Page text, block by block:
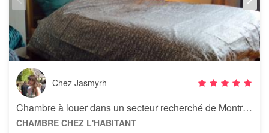
Chez Jasmyrh
Chambre à louer dans un secteur recherché de Montréal
CHAMBRE CHEZ L'HABITANT